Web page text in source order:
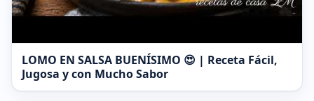
LOMO EN SALSA BUENÍSIMO 😍 | Receta Fácil,
Jugosa y con Mucho Sabor